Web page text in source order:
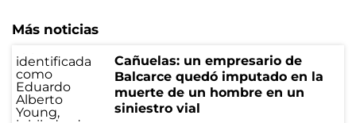
Más noticias
Cañuelas: un empresario de
Balcarce quedó imputado en la
muerte de un hombre en un
siniestro vial